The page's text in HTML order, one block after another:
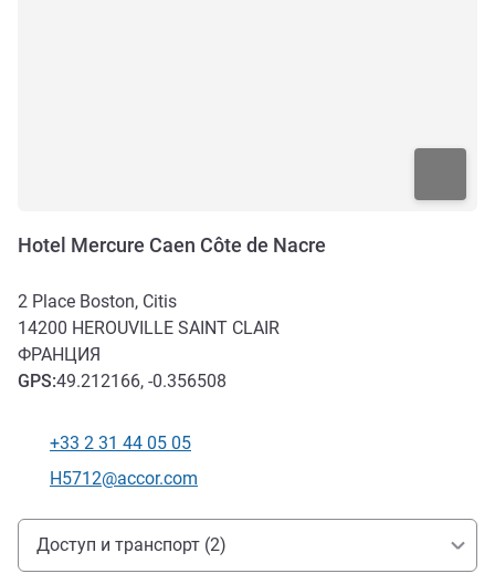
Hotel Mercure Caen Côte de Nacre
2 Place Boston, Citis
14200 HEROUVILLE SAINT CLAIR
ФРАНЦИЯ
GPS:49.212166, -0.356508
Телефон
+33 2 31 44 05 05
Контактный адрес электронной почты
H5712@accor.com
Доступ и транспорт
Доступ и транспорт (2)